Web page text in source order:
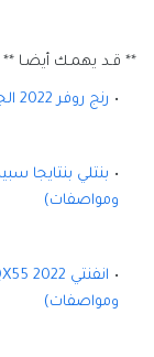
** قـد يهمـك أيضـا **
رنج روفر 2022 الجديدة فخامة عصرية بلا حدود( سعر ومواصفات)
ومواصفات)
ومواصفات)